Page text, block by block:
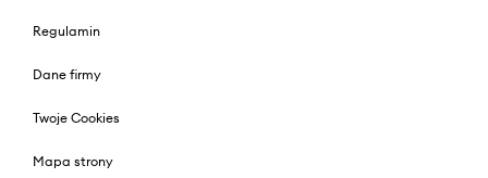
Regulamin
Dane firmy
Twoje Cookies
Mapa strony